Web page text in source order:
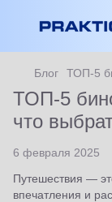
Блог ТОП-5
ТОП-5
что
6 февраля 2025
Путешествия —
впечатления и